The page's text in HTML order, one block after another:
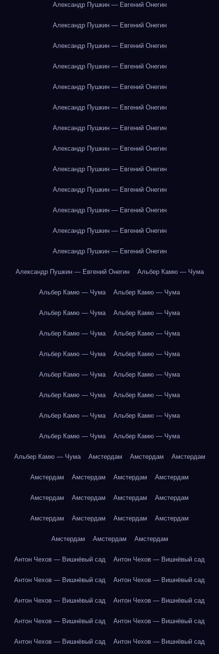
Александр Пушкин — Евгений Онегин
Александр Пушкин — Евгений Онегин
Александр Пушкин — Евгений Онегин
Александр Пушкин — Евгений Онегин
Александр Пушкин — Евгений Онегин
Александр Пушкин — Евгений Онегин
Александр Пушкин — Евгений Онегин
Александр Пушкин — Евгений Онегин
Александр Пушкин — Евгений Онегин
Александр Пушкин — Евгений Онегин
Александр Пушкин — Евгений Онегин
Александр Пушкин — Евгений Онегин
Александр Пушкин — Евгений Онегин
Александр Пушкин — Евгений Онегин Альбер Камю — Чума
Альбер Камю — Чума Альбер Камю — Чума
Альбер Камю — Чума Альбер Камю — Чума
Альбер Камю — Чума Альбер Камю — Чума
Альбер Камю — Чума Альбер Камю — Чума
Альбер Камю — Чума Альбер Камю — Чума
Альбер Камю — Чума Альбер Камю — Чума
Альбер Камю — Чума Альбер Камю — Чума
Альбер Камю — Чума Альбер Камю — Чума
Альбер Камю — Чума Амстердам Амстердам Амстердам
Амстердам Амстердам Амстердам Амстердам
Амстердам Амстердам Амстердам Амстердам
Амстердам Амстердам Амстердам Амстердам
Амстердам Амстердам Амстердам
Антон Чехов — Вишнёвый сад Антон Чехов — Вишнёвый сад
Антон Чехов — Вишнёвый сад Антон Чехов — Вишнёвый сад
Антон Чехов — Вишнёвый сад Антон Чехов — Вишнёвый сад
Антон Чехов — Вишнёвый сад Антон Чехов — Вишнёвый сад
Антон Чехов — Вишнёвый сад Антон Чехов — Вишнёвый сад